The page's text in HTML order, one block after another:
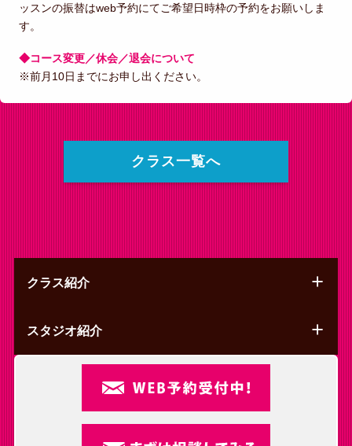
ッスンの振替はweb予約にてご希望日時枠の予約をお願いしま
す。
◆コース変更／休会／退会について
※前月10日までにお申し出ください。
クラス一覧へ
クラス紹介
スタジオ紹介